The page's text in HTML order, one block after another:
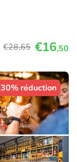
€28,65 €16,50
30% réduction